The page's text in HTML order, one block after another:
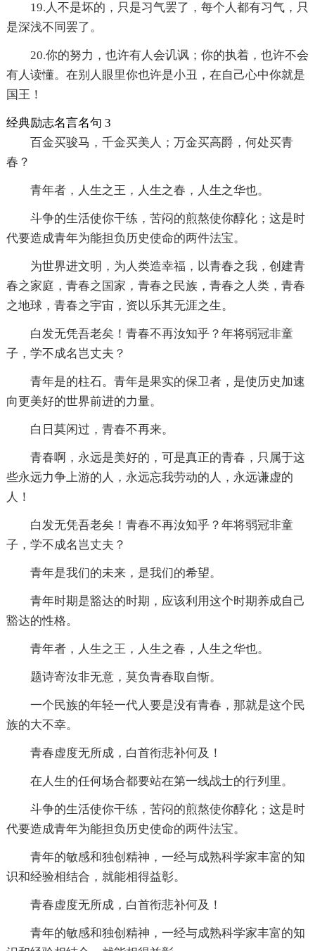
19.人不是坏的，只是习气罢了，每个人都有习气，只
是深浅不同罢了。
20.你的努力，也许有人会讥讽；你的执着，也许不会
有人读懂。在别人眼里你也许是小丑，在自己心中你就是
国王！
经典励志名言名句 3
百金买骏马，千金买美人；万金买高爵，何处买青
春？
青年者，人生之王，人生之春，人生之华也。
斗争的生活使你干练，苦闷的煎熬使你醇化；这是时
代要造成青年为能担负历史使命的两件法宝。
为世界进文明，为人类造幸福，以青春之我，创建青
春之家庭，青春之国家，青春之民族，青春之人类，青春
之地球，青春之宇宙，资以乐其无涯之生。
白发无凭吾老矣！青春不再汝知乎？年将弱冠非童
子，学不成名岂丈夫？
青年是的柱石。青年是果实的保卫者，是使历史加速
向更美好的世界前进的力量。
白日莫闲过，青春不再来。
青春啊，永远是美好的，可是真正的青春，只属于这
些永远力争上游的人，永远忘我劳动的人，永远谦虚的
人！
白发无凭吾老矣！青春不再汝知乎？年将弱冠非童
子，学不成名岂丈夫？
青年是我们的未来，是我们的希望。
青年时期是豁达的时期，应该利用这个时期养成自己
豁达的性格。
青年者，人生之王，人生之春，人生之华也。
题诗寄汝非无意，莫负青春取自惭。
一个民族的年轻一代人要是没有青春，那就是这个民
族的大不幸。
青春虚度无所成，白首衔悲补何及！
在人生的任何场合都要站在第一线战士的行列里。
斗争的生活使你干练，苦闷的煎熬使你醇化；这是时
代要造成青年为能担负历史使命的两件法宝。
青年的敏感和独创精神，一经与成熟科学家丰富的知
识和经验相结合，就能相得益彰。
青春虚度无所成，白首衔悲补何及！
青年的敏感和独创精神，一经与成熟科学家丰富的知